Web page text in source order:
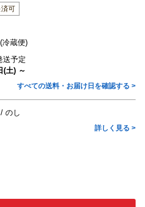
(冷蔵便)
送予定
(土) ～
すべての送料・お届け日を確認する >
のし
詳しく見る >